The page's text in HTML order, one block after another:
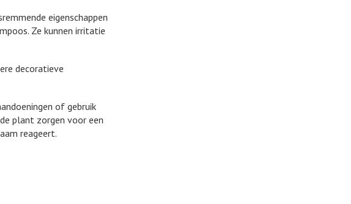
eigenschappen
Ze kunnen irritatie
decoratieve
of gebruik
plant zorgen voor een
reageert.